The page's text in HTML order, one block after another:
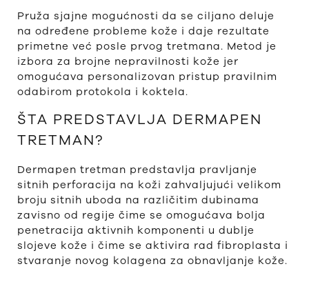
Pruža sjajne mogućnosti da se ciljano deluje
na određene probleme kože i daje rezultate
primetne već posle prvog tretmana. Metod je
izbora za brojne nepravilnosti kože jer
omogućava personalizovan pristup pravilnim
odabirom protokola i koktela.
ŠTA PREDSTAVLJA DERMAPEN
TRETMAN?
Dermapen tretman predstavlja pravljanje
sitnih perforacija na koži zahvaljujući velikom
broju sitnih uboda na različitim dubinama
zavisno od regije čime se omogućava bolja
penetracija aktivnih komponenti u dublje
slojeve kože i čime se aktivira rad fibroplasta i
stvaranje novog kolagena za obnavljanje kože.